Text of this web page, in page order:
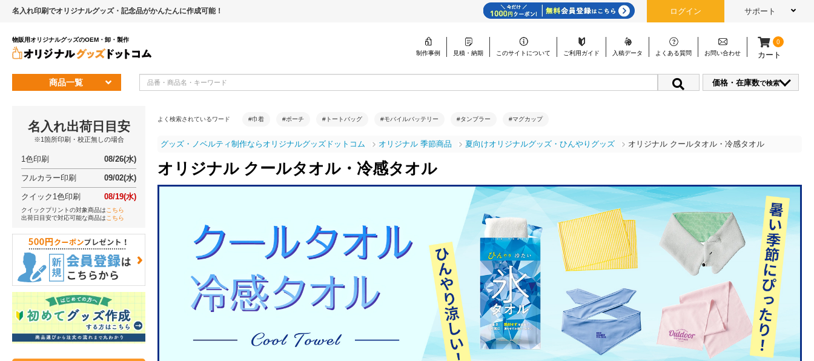
名入れ印刷でオリジナルグッズ・記念品がかんたんに作成可能！ ログイン サポート
物販用オリジナルグッズのOEM・卸・製作
制作事例
見積・納期 このサイトについて ご利用ガイド 入稿データ よくある質問 お問い合わせ
0
カート
商品一覧 価格・在庫数で検索
よく検索されているワード #巾着 #ポーチ #トートバッグ #モバイルバッテリー #タンブラー #マグカップ
グッズ・ノベルティ制作ならオリジナルグッズドットコム オリジナル 季節商品 夏向けオリジナルグッズ・ひんやりグッズ オリジナル クールタオル・冷感タオル
オリジナル クールタオル・冷感タオル
名入れ出荷日目安
※1箇所印刷・校正無しの場合
1色印刷 08/26(水)
フルカラー印刷 09/02(水)
クイック1色印刷 08/19(水)
クイックプリントの対象商品は こちら
出荷日目安で対応可能な商品は こちら